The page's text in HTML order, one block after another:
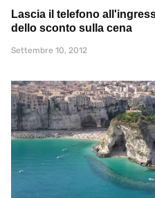
Lascia il telefono
dello sconto sulla cena
Settembre 10, 2012